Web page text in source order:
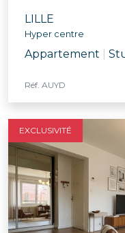
LILLE
Hyper centre
Appartement
Réf. AUYD
EXCLUSIVITÉ